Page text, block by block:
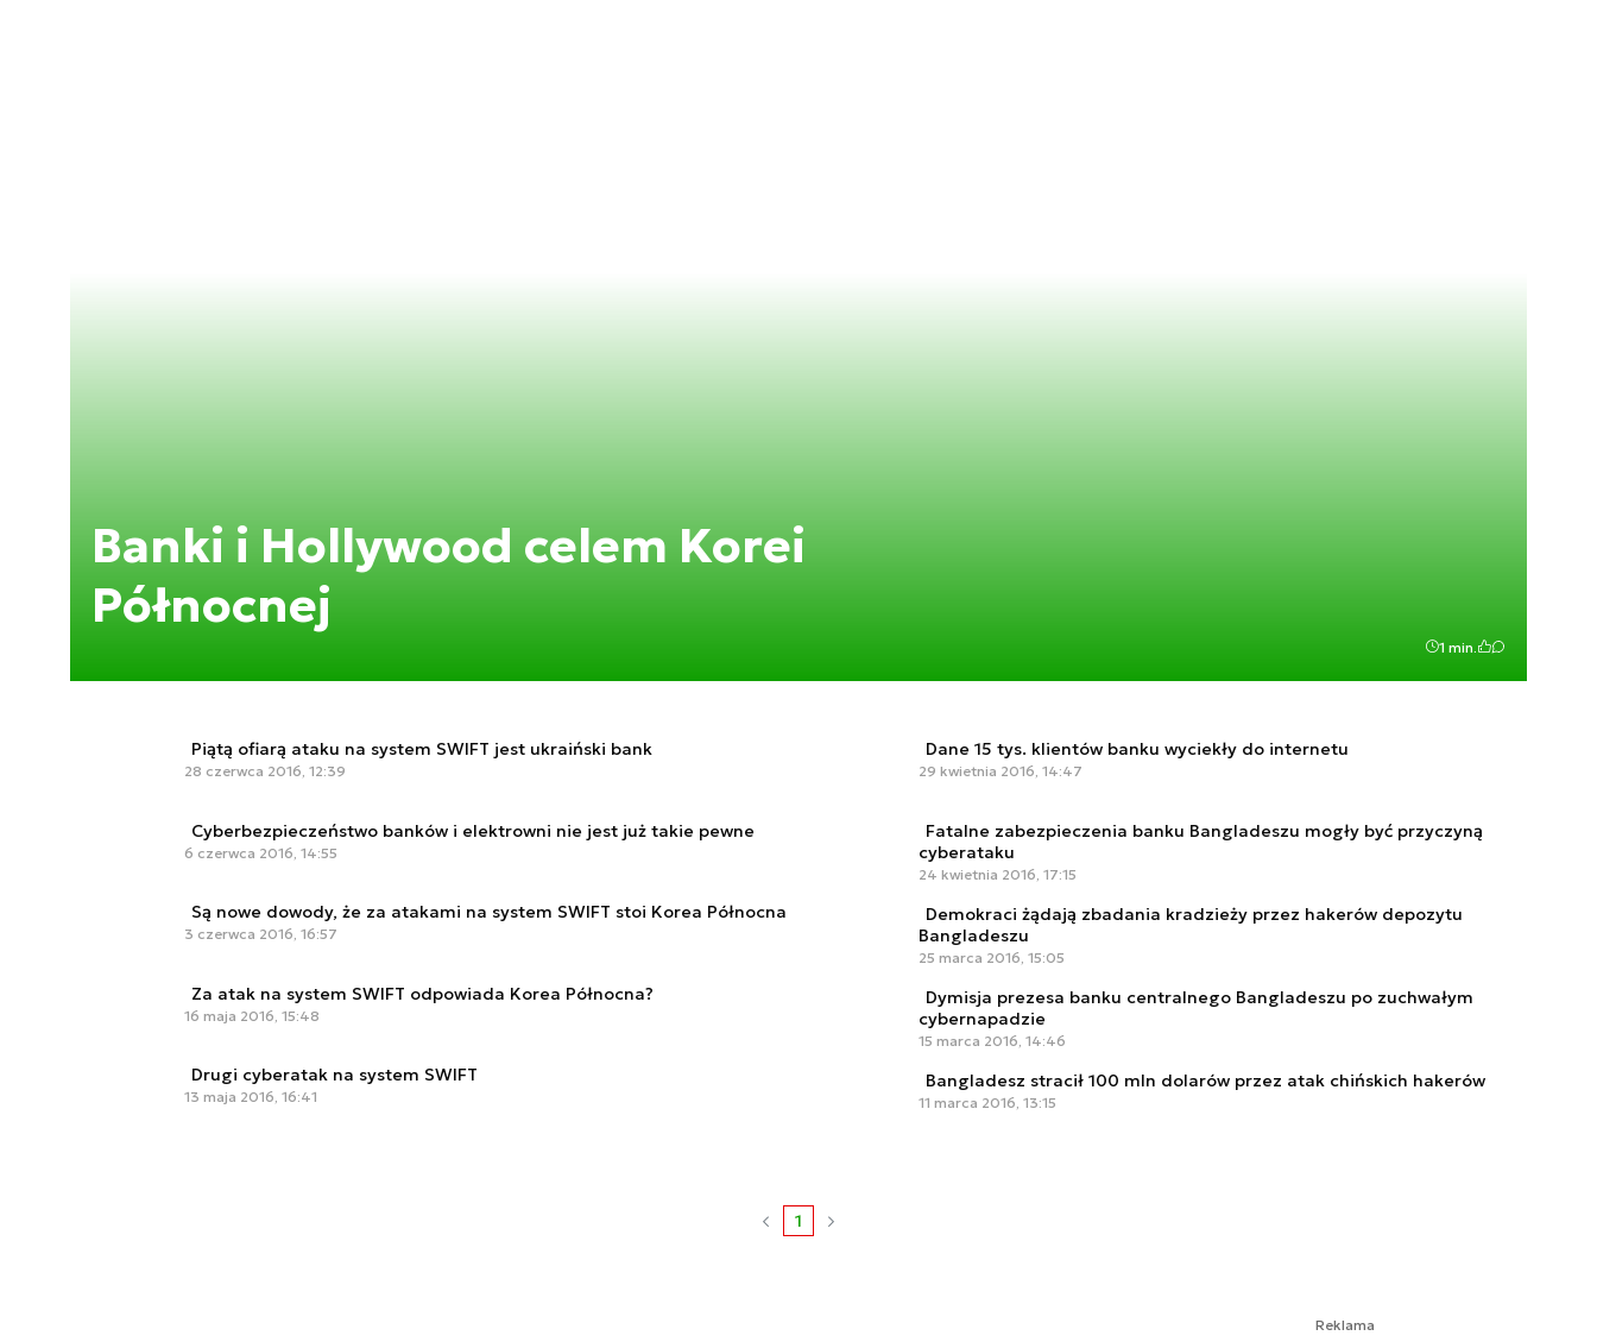
Banki i Hollywood celem Korei
Północnej
1 min.
Piątą ofiarą ataku na system SWIFT jest ukraiński bank
28 czerwca 2016, 12:39
Cyberbezpieczeństwo banków i elektrowni nie jest już takie pewne
6 czerwca 2016, 14:55
Są nowe dowody, że za atakami na system SWIFT stoi Korea Północna
3 czerwca 2016, 16:57
Za atak na system SWIFT odpowiada Korea Północna?
16 maja 2016, 15:48
Drugi cyberatak na system SWIFT
13 maja 2016, 16:41
Dane 15 tys. klientów banku wyciekły do internetu
29 kwietnia 2016, 14:47
Fatalne zabezpieczenia banku Bangladeszu mogły być przyczyną
cyberataku
24 kwietnia 2016, 17:15
Demokraci żądają zbadania kradzieży przez hakerów depozytu
Bangladeszu
25 marca 2016, 15:05
Dymisja prezesa banku centralnego Bangladeszu po zuchwałym
cybernapadzie
15 marca 2016, 14:46
Bangladesz stracił 100 mln dolarów przez atak chińskich hakerów
11 marca 2016, 13:15
1
Reklama